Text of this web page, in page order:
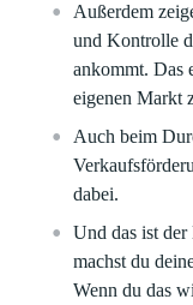
Außerdem
und Kontrolle
ankommt. Das
eigenen Markt
Auch beim
dabei.
Und das ist
machst du
Wenn du das